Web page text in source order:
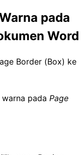
pada
Word
pada Page